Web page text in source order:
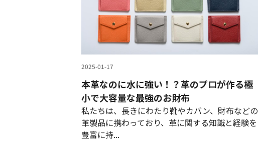
2025-01-17
本革なのに水に強い！？革のプロが作る極
小で大容量な最強のお財布
私たちは、長きにわたり靴やカバン、財布などの
革製品に携わっており、革に関する知識と経験を
豊富に持...